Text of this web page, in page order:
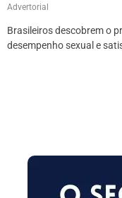
Advertorial
Brasileiros descobrem o
desempenho sexual e